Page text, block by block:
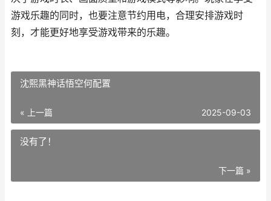
游戏乐趣的同时，也要注意节约用电，合理安排游戏时
刻，才能更好地享受游戏带来的乐趣。
沈熙黑神话悟空何配置
« 上一篇 2025-09-03
没有了！
下一篇 »